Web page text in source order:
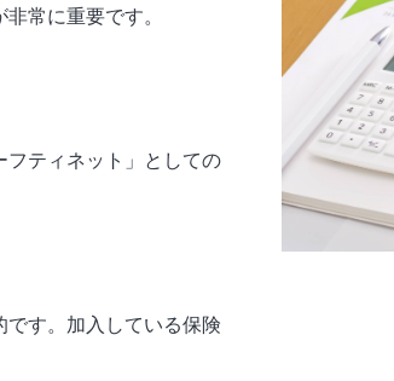
常に重要です。
ティネット」としての
す。加入している保険